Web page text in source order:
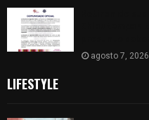
agosto 7, 2026
LIFESTYLE